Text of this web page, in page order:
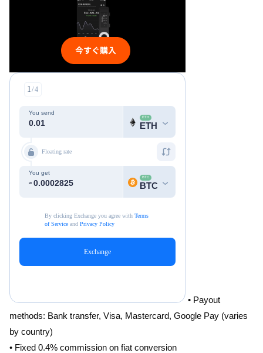
• Payout
methods: Bank transfer, Visa, Mastercard, Google Pay (varies
by country)
• Fixed 0.4% commission on fiat conversion